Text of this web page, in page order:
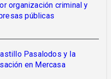
organización criminal y
públicas
Pasalodos y la
en Mercasa